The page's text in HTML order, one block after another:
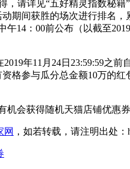
，请详见“五好精灵指数秘籍
期间获胜的场次进行排名
14：00前公布（以截至
2019年11月24日23:59:59之
格参与瓜分总金额10万的
机会获得随机天猫店铺优惠
网 ，如若转载，请注明出处：